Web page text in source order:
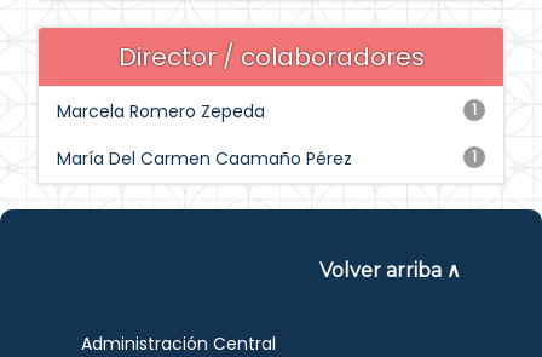
Director / colaboradores
1
Marcela Romero Zepeda
1
María Del Carmen Caamaño Pérez
Volver arriba ∧
Administración Central